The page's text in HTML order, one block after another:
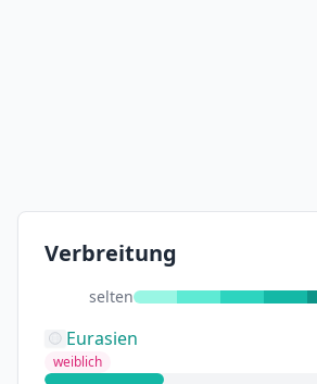
Verbreitung
selten
Eurasien
weiblich